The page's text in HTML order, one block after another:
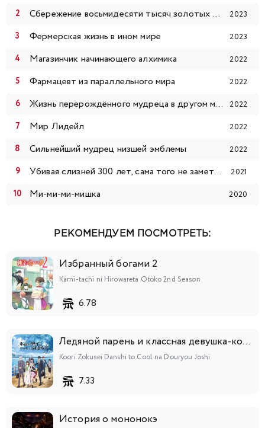
Сбережение восьмидесяти тысяч золотых монет в другом мире к моей старости 2023
Фермерская жизнь в ином мире 2023
Магазинчик начинающего алхимика 2022
Фармацевт из параллельного мира 2022
Жизнь перерождённого мудреца в другом мире. Получение второй профессии и становление сильнейшим 2022
Мир Лидейл 2022
Сильнейший мудрец низшей эмблемы 2022
Убивая слизней 300 лет, сама того не заметив, я достигла максимального уровня 2021
Ми-ми-ми-мишка 2020
РЕКОМЕНДУЕМ ПОСМОТРЕТЬ:
Избранный богами 2
Kami-tachi ni Hirowareta Otoko 2nd Season
6.78
Ледяной парень и классная девушка-коллега
Koori Zokusei Danshi to Cool na Douryou Joshi
7.33
История о мононокэ